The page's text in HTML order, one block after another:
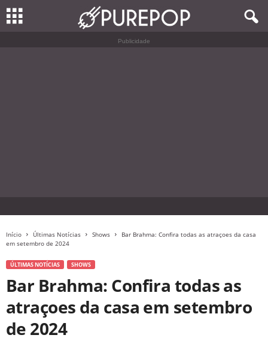
Publicidade
Início Últimas Notícias Shows
Bar Brahma: Confira todas as atraçoes da casa
em setembro de 2024
ÚLTIMAS NOTÍCIAS SHOWS
Bar Brahma: Confira todas as
atraçoes da casa em setembro
de 2024